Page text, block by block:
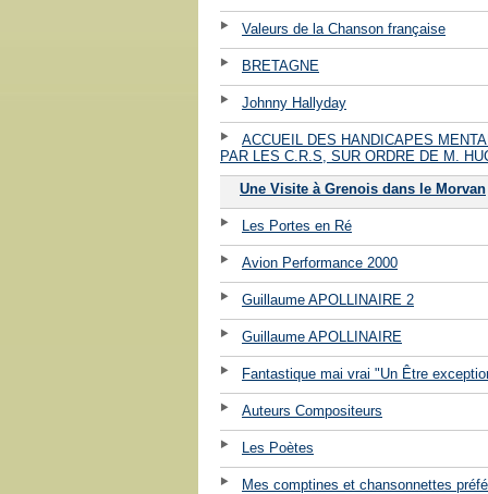
Valeurs de la Chanson française
BRETAGNE
Johnny Hallyday
ACCUEIL DES HANDICAPES
PAR LES C.R.S, SUR ORDRE DE M.
Une Visite à Grenois dans le Morvan
Les Portes en Ré
Avion Performance 2000
Guillaume APOLLINAIRE 2
Guillaume APOLLINAIRE
Fantastique mai vrai "Un Être
Auteurs Compositeurs
Les Poètes
Mes comptines et chansonnettes